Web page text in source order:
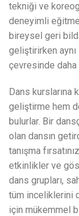
tekniği ve
deneyimli
bireysel geri
geliştirirken aynı
çevresinde daha
Dans kurslarına
geliştirme hem
bulurlar. Bir
olan dansın
tanışma
etkinlikler ve
dans grupları,
tüm inceliklerini
için mükemmel